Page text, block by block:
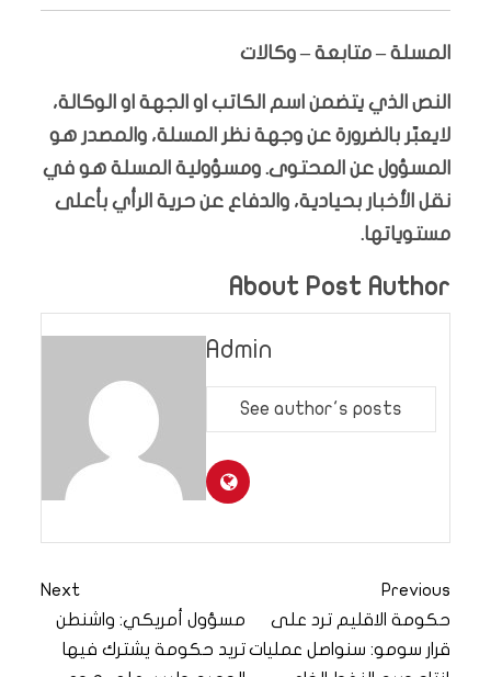
المسلة – متابعة – وكالات
النص الذي يتضمن اسم الكاتب او الجهة او الوكالة،
لايعبّر بالضرورة عن وجهة نظر المسلة، والمصدر هو
المسؤول عن المحتوى. ومسؤولية المسلة هو في
نقل الأخبار بحيادية، والدفاع عن حرية الرأي بأعلى
مستوياتها.
About Post Author
Admin
See author's posts
Previous
حكومة الاقليم ترد على
قرار سومو: سنواصل عمليات
Next
مسؤول أمريكي: واشنطن
تريد حكومة يشترك فيها